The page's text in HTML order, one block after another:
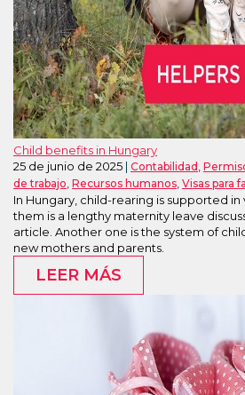
Child benefits in Hungary
25 de junio de 2025 Contabilidad
de trabajo Recursos humanos Visas para
In Hungary, child-rearing is supported in
them is a lengthy maternity leave
article. Another one is the system of
new mothers and parents.
LEER MÁS